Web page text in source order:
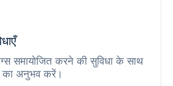
समायोजित करने की सुविधा के साथ
का अनुभव करें।